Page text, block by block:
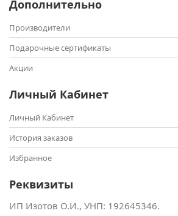
Дополнительно
Производители
Подарочные сертификаты
Акции
Личный Кабинет
Личный Кабинет
История заказов
Избранное
Реквизиты
ИП Изотов О.И., УНП: ‎192645346.